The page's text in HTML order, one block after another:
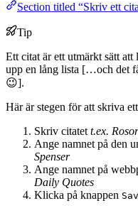
Section titled “Skriv ett
Tip
Ett citat är ett utmärkt sätt
upp en lång lista […och det
😉].
Här är stegen för att skriva
Skriv citatet t.ex.
Ange namnet på den
Spenser
Ange namnet på
Daily Quotes
Klicka på knappen